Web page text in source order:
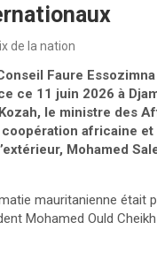
de la nation
Faure
ce 11 juin 2026 à
le ministre des
africaine et
Mohamed
mauritanienne était
Mohamed Ould Cheikh